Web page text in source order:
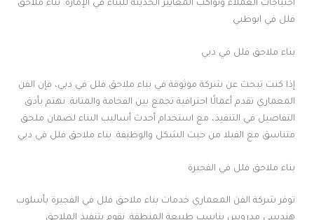
احتياجات العملاء وتواكب المعايير الحديثة للبناء في الإمارة. بناء ملاحق
فلل في ابوظبي
بناء ملاحق فلل في دبي
إذا كنت تبحث عن شركة موثوقة في بناء ملاحق فلل في دبي، فإن الفن
المعماري تقدم أعمالًا احترافية تجمع بين الفخامة والمتانة. نهتم بأدق
التفاصيل في التنفيذ، مع استخدام أحدث أساليب البناء لضمان ملحق
متناسق مع الفيلا من حيث الشكل والوظيفة. بناء ملاحق فلل في دبي
بناء ملاحق فلل في الفجيرة
توفر شركة الفن المعماري خدمات بناء ملاحق فلل في الفجيرة بأسلوب
هندسي مدروس يناسب طبيعة المنطقة. نقوم بتنفيذ الملاحق